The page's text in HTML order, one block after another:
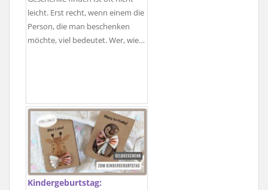
leicht. Erst recht, wenn einem die
Person, die man beschenken
möchte, viel bedeutet. Wer, wie…
Kindergeburtstag: